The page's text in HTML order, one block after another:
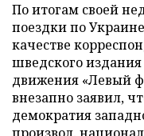
По итогам своей
поездки по
качестве
шведского
движения «Левый
внезапно заявил,
демократия